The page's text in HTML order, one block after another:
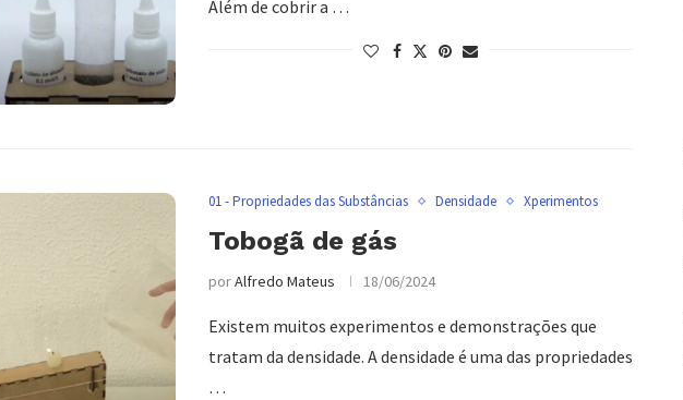
Além de cobrir a …
01 - Propriedades das Substâncias Densidade Xperimentos
Tobogã de gás
porAlfredo Mateus 18/06/2024
Existem muitos experimentos e demonstrações que
tratam da densidade. A densidade é uma das propriedades
…